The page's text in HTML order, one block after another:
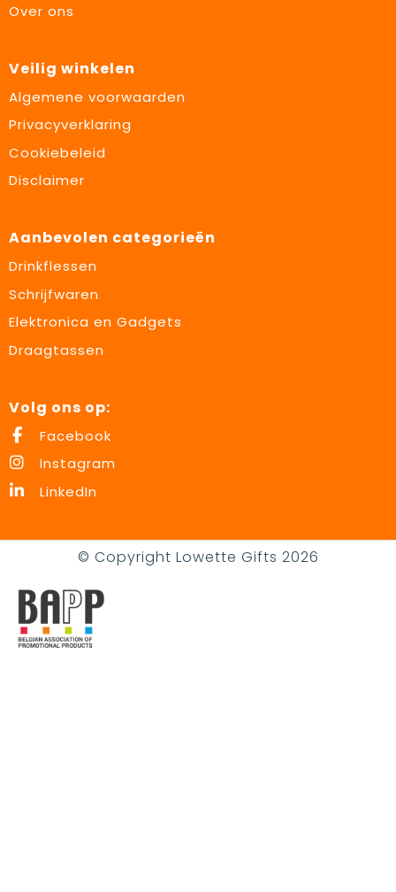
Over ons
Veilig winkelen
Algemene voorwaarden
Privacyverklaring
Cookiebeleid
Disclaimer
Aanbevolen categorieën
Drinkflessen
Schrijfwaren
Elektronica en Gadgets
Draagtassen
Volg ons op:
Facebook
Instagram
LinkedIn
© Copyright Lowette Gifts 2026